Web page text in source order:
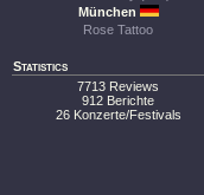
München
Rose Tattoo
Statistics
7713 Reviews
912 Berichte
26 Konzerte/Festivals